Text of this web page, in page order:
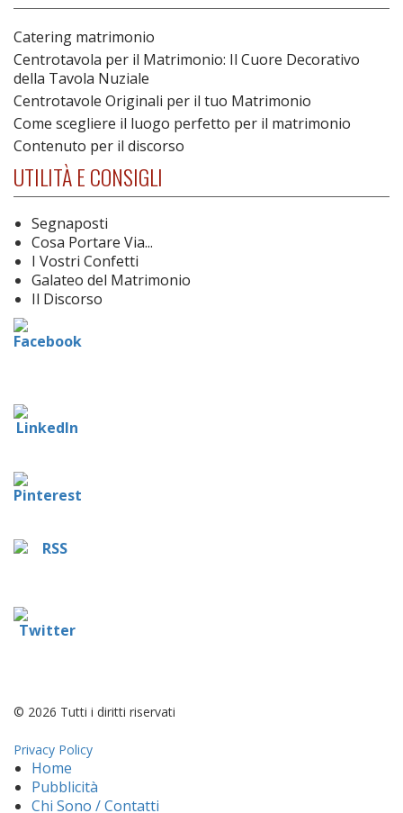
Catering matrimonio
Centrotavola per il Matrimonio: Il Cuore Decorativo
della Tavola Nuziale
Centrotavole Originali per il tuo Matrimonio
Come scegliere il luogo perfetto per il matrimonio
Contenuto per il discorso
UTILITÀ E CONSIGLI
Segnaposti
Cosa Portare Via...
I Vostri Confetti
Galateo del Matrimonio
Il Discorso
© 2026 Tutti i diritti riservati
Privacy Policy
Home
Pubblicità
Chi Sono / Contatti